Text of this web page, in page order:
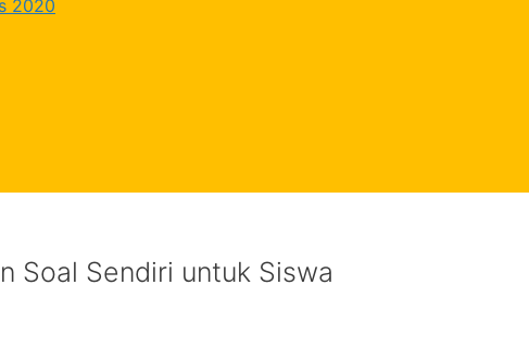
2020
Soal Sendiri untuk Siswa